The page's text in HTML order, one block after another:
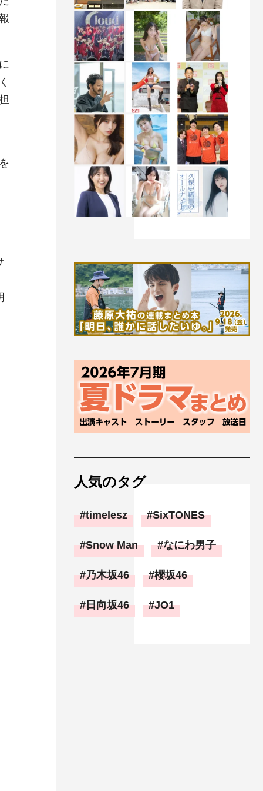
人気のタグ
timelesz SixTONES
Snow Man なにわ男子
乃木坂46 櫻坂46
日向坂46 JO1